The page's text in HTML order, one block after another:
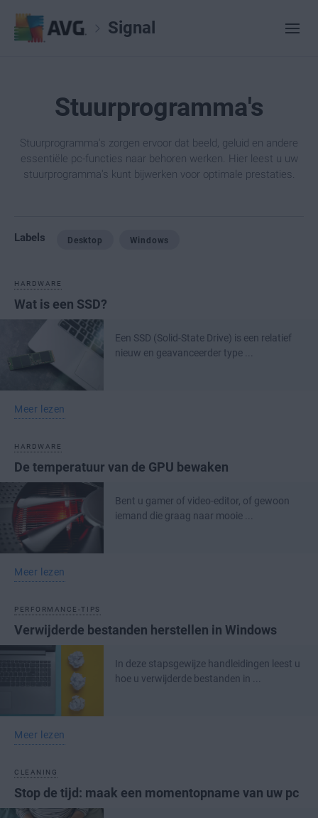
Signal
Stuurprogramma's
Stuurprogramma's zorgen ervoor dat beeld, geluid en andere
essentiële pc-functies naar behoren werken. Hier leest u uw
stuurprogramma's kunt bijwerken voor optimale prestaties.
Labels Desktop Windows
HARDWARE
Wat is een SSD?
Een SSD (Solid-State Drive) is een relatief
nieuw en geavanceerder type ...
Meer lezen
HARDWARE
De temperatuur van de GPU bewaken
Bent u gamer of video-editor, of gewoon
iemand die graag naar mooie ...
Meer lezen
PERFORMANCE-TIPS
Verwijderde bestanden herstellen in Windows
In deze stapsgewijze handleidingen leest u
hoe u verwijderde bestanden in ...
Meer lezen
CLEANING
Stop de tijd: maak een momentopname van uw pc